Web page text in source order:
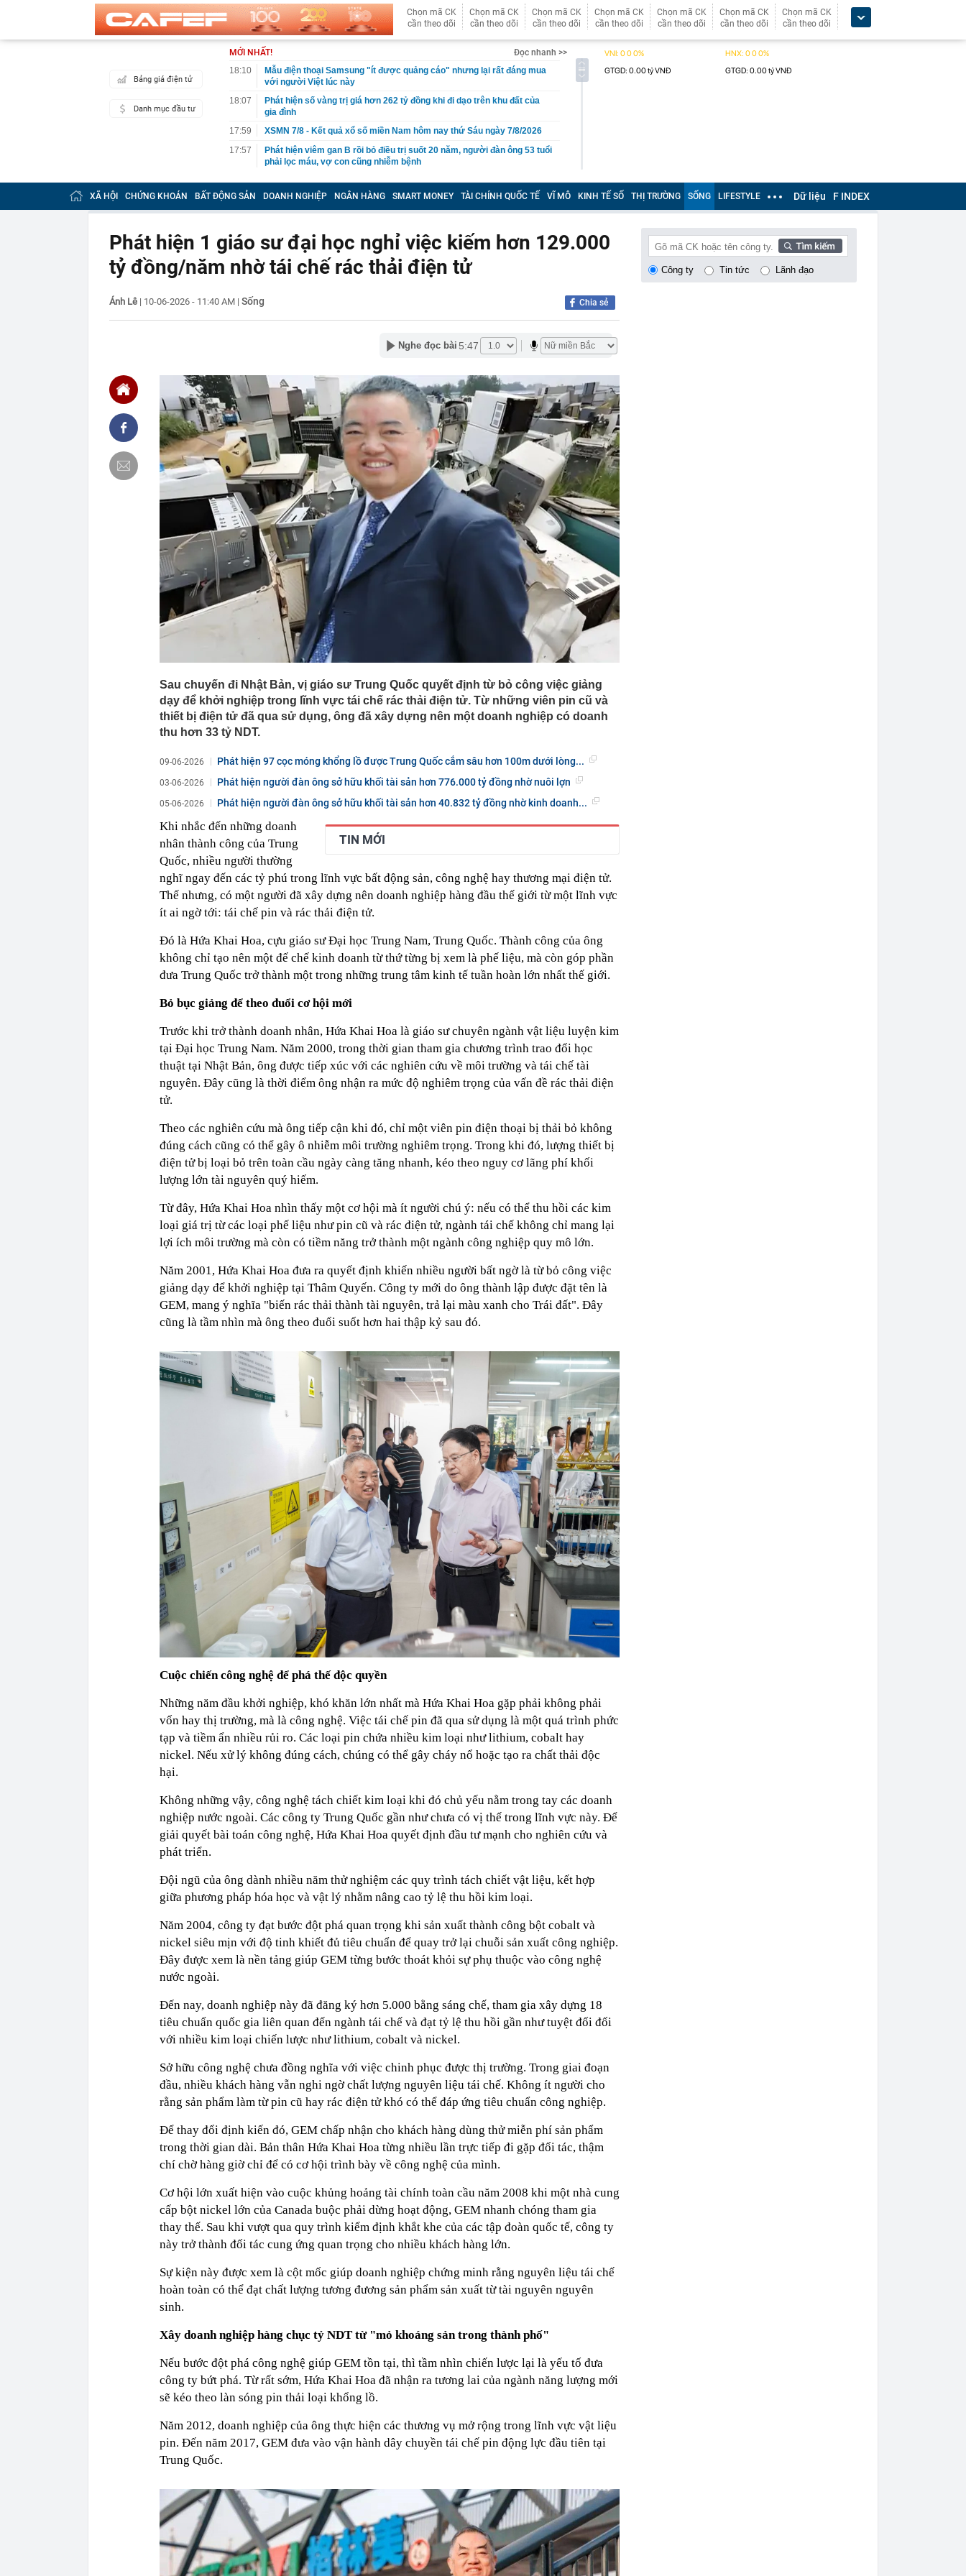
Chọn mã CK
cần theo dõi
Chọn mã CK
cần theo dõi
Chọn mã CK
cần theo dõi
Chọn mã CK
cần theo dõi
Chọn mã CK
cần theo dõi
Chọn mã CK
cần theo dõi
Chọn mã CK
cần theo dõi
Bảng giá điện tử
Danh mục đầu tư
MỚI NHẤT!
Đọc nhanh >>
18:10
Mẫu điện thoại Samsung "ít được quảng cáo" nhưng lại rất đáng mua
với người Việt lúc này
18:07
Phát hiện số vàng trị giá hơn 262 tỷ đồng khi đi dạo trên khu đất của
gia đình
17:59
XSMN 7/8 - Kết quả xổ số miền Nam hôm nay thứ Sáu ngày 7/8/2026
17:57
Phát hiện viêm gan B rồi bỏ điều trị suốt 20 năm, người đàn ông 53 tuổi
phải lọc máu, vợ con cũng nhiễm bệnh
17:52
9 loại rau giàu omega-3 bậc nhất
17:48
45 tuổi tôi mới nhận ra: Càng tiết kiệm càng tốt là lời khuyên dễ khiến
người trung niên trả giá
17:33
Thu phí cao tốc Bắc - Nam đạt hơn 1.300 tỷ đồng
17:26
Tuyên án chung thân thầy bói Phan Thị Thu Trang SN 1989
17:15
TPHCM chuẩn bị khởi công nhiều dự án dịp Quốc khánh 2/9
16:59
Nhiều tổ công tác đồng loạt ra quân, kiểm tra 98 công nhân tại 3 xã
16:46
Đề xuất giảm 30% thuế cho hộ kinh doanh, doanh nghiệp có doanh thu
đến 10 tỷ đồng
16:42
Tịch thu 39 thỏi vàng trị giá 29 tỷ đồng buôn lậu qua biên giới bằng xe
máy
16:42
2 ngày trước - 5/8, sân bay Tân Sơn Nhất ghi nhận một máy bay lạ cất
cánh
16:40
Cắm loạt cọc thép sâu 136 mét giữa biển, hoàn thành công trình cao
bằng tòa nhà 110 tầng chưa từng có trên thế giới
16:38
9 trụ cầu Hồng Hà dần lộ diện giữa sông Hồng
16:32
Đề xuất giảm 30% thuế cho hộ kinh doanh, doanh nghiệp thu dưới 10
tỷ đồng
XÃ HỘI CHỨNG KHOÁN BẤT ĐỘNG SẢN DOANH NGHIỆP NGÂN HÀNG SMART MONEY TÀI CHÍNH QUỐC TẾ VĨ MÔ KINH TẾ SỐ THỊ TRƯỜNG SỐNG LIFESTYLE Dữ liệu F INDEX
Phát hiện 1 giáo sư đại học nghỉ việc kiếm hơn 129.000
tỷ đồng/năm nhờ tái chế rác thải điện tử
Ánh Lê | 10-06-2026 - 11:40 AM | Sống Chia sẻ
Nghe đọc bài 5:47
Sau chuyến đi Nhật Bản, vị giáo sư Trung Quốc quyết định từ bỏ công việc giảng
dạy để khởi nghiệp trong lĩnh vực tái chế rác thải điện tử. Từ những viên pin cũ và
thiết bị điện tử đã qua sử dụng, ông đã xây dựng nên một doanh nghiệp có doanh
thu hơn 33 tỷ NDT.
09-06-2026 Phát hiện 97 cọc móng khổng lồ được Trung Quốc cắm sâu hơn 100m dưới lòng...
03-06-2026 Phát hiện người đàn ông sở hữu khối tài sản hơn 776.000 tỷ đồng nhờ nuôi lợn
05-06-2026 Phát hiện người đàn ông sở hữu khối tài sản hơn 40.832 tỷ đồng nhờ kinh doanh...
TIN MỚI
Khi nhắc đến những doanh
nhân thành công của Trung
Quốc, nhiều người thường
nghĩ ngay đến các tỷ phú trong lĩnh vực bất động sản, công nghệ hay thương mại điện tử.
Thế nhưng, có một người đã xây dựng nên doanh nghiệp hàng đầu thế giới từ một lĩnh vực
ít ai ngờ tới: tái chế pin và rác thải điện tử.
Đó là Hứa Khai Hoa, cựu giáo sư Đại học Trung Nam, Trung Quốc. Thành công của ông
không chỉ tạo nên một đế chế kinh doanh từ thứ từng bị xem là phế liệu, mà còn góp phần
đưa Trung Quốc trở thành một trong những trung tâm kinh tế tuần hoàn lớn nhất thế giới.
Bỏ bục giảng để theo đuổi cơ hội mới
Trước khi trở thành doanh nhân, Hứa Khai Hoa là giáo sư chuyên ngành vật liệu luyện kim
tại Đại học Trung Nam. Năm 2000, trong thời gian tham gia chương trình trao đổi học
thuật tại Nhật Bản, ông được tiếp xúc với các nghiên cứu về môi trường và tái chế tài
nguyên. Đây cũng là thời điểm ông nhận ra mức độ nghiêm trọng của vấn đề rác thải điện
tử.
Theo các nghiên cứu mà ông tiếp cận khi đó, chỉ một viên pin điện thoại bị thải bỏ không
đúng cách cũng có thể gây ô nhiễm môi trường nghiêm trọng. Trong khi đó, lượng thiết bị
điện tử bị loại bỏ trên toàn cầu ngày càng tăng nhanh, kéo theo nguy cơ lãng phí khối
lượng lớn tài nguyên quý hiếm.
Từ đây, Hứa Khai Hoa nhìn thấy một cơ hội mà ít người chú ý: nếu có thể thu hồi các kim
loại giá trị từ các loại phế liệu như pin cũ và rác điện tử, ngành tái chế không chỉ mang lại
lợi ích môi trường mà còn có tiềm năng trở thành một ngành công nghiệp quy mô lớn.
Năm 2001, Hứa Khai Hoa đưa ra quyết định khiến nhiều người bất ngờ là từ bỏ công việc
giảng dạy để khởi nghiệp tại Thâm Quyến. Công ty mới do ông thành lập được đặt tên là
GEM, mang ý nghĩa "biến rác thải thành tài nguyên, trả lại màu xanh cho Trái đất". Đây
cũng là tầm nhìn mà ông theo đuổi suốt hơn hai thập kỷ sau đó.
Cuộc chiến công nghệ để phá thế độc quyền
Những năm đầu khởi nghiệp, khó khăn lớn nhất mà Hứa Khai Hoa gặp phải không phải
vốn hay thị trường, mà là công nghệ. Việc tái chế pin đã qua sử dụng là một quá trình phức
tạp và tiềm ẩn nhiều rủi ro. Các loại pin chứa nhiều kim loại như lithium, cobalt hay
nickel. Nếu xử lý không đúng cách, chúng có thể gây cháy nổ hoặc tạo ra chất thải độc
hại.
Không những vậy, công nghệ tách chiết kim loại khi đó chủ yếu nằm trong tay các doanh
nghiệp nước ngoài. Các công ty Trung Quốc gần như chưa có vị thế trong lĩnh vực này. Để
giải quyết bài toán công nghệ, Hứa Khai Hoa quyết định đầu tư mạnh cho nghiên cứu và
phát triển.
Đội ngũ của ông dành nhiều năm thử nghiệm các quy trình tách chiết vật liệu, kết hợp
giữa phương pháp hóa học và vật lý nhằm nâng cao tỷ lệ thu hồi kim loại.
Năm 2004, công ty đạt bước đột phá quan trọng khi sản xuất thành công bột cobalt và
nickel siêu mịn với độ tinh khiết đủ tiêu chuẩn để quay trở lại chuỗi sản xuất công nghiệp.
Đây được xem là nền tảng giúp GEM từng bước thoát khỏi sự phụ thuộc vào công nghệ
nước ngoài.
Đến nay, doanh nghiệp này đã đăng ký hơn 5.000 bằng sáng chế, tham gia xây dựng 18
tiêu chuẩn quốc gia liên quan đến ngành tái chế và đạt tỷ lệ thu hồi gần như tuyệt đối đối
với nhiều kim loại chiến lược như lithium, cobalt và nickel.
Sở hữu công nghệ chưa đồng nghĩa với việc chinh phục được thị trường. Trong giai đoạn
đầu, nhiều khách hàng vẫn nghi ngờ chất lượng nguyên liệu tái chế. Không ít người cho
rằng sản phẩm làm từ pin cũ hay rác điện tử khó có thể đáp ứng tiêu chuẩn công nghiệp.
Để thay đổi định kiến đó, GEM chấp nhận cho khách hàng dùng thử miễn phí sản phẩm
trong thời gian dài. Bản thân Hứa Khai Hoa từng nhiều lần trực tiếp đi gặp đối tác, thậm
chí chờ hàng giờ chỉ để có cơ hội trình bày về công nghệ của mình.
Cơ hội lớn xuất hiện vào cuộc khủng hoảng tài chính toàn cầu năm 2008 khi một nhà cung
cấp bột nickel lớn của Canada buộc phải dừng hoạt động, GEM nhanh chóng tham gia
thay thế. Sau khi vượt qua quy trình kiểm định khắt khe của các tập đoàn quốc tế, công ty
này trở thành đối tác cung ứng quan trọng cho nhiều khách hàng lớn.
Sự kiện này được xem là cột mốc giúp doanh nghiệp chứng minh rằng nguyên liệu tái chế
hoàn toàn có thể đạt chất lượng tương đương sản phẩm sản xuất từ tài nguyên nguyên
sinh.
Xây doanh nghiệp hàng chục tỷ NDT từ "mỏ khoáng sản trong thành phố"
Nếu bước đột phá công nghệ giúp GEM tồn tại, thì tầm nhìn chiến lược lại là yếu tố đưa
công ty bứt phá. Từ rất sớm, Hứa Khai Hoa đã nhận ra tương lai của ngành năng lượng mới
sẽ kéo theo làn sóng pin thải loại khổng lồ.
Năm 2012, doanh nghiệp của ông thực hiện các thương vụ mở rộng trong lĩnh vực vật liệu
pin. Đến năm 2017, GEM đưa vào vận hành dây chuyền tái chế pin động lực đầu tiên tại
Trung Quốc.
Công ty Tin tức Lãnh đạo